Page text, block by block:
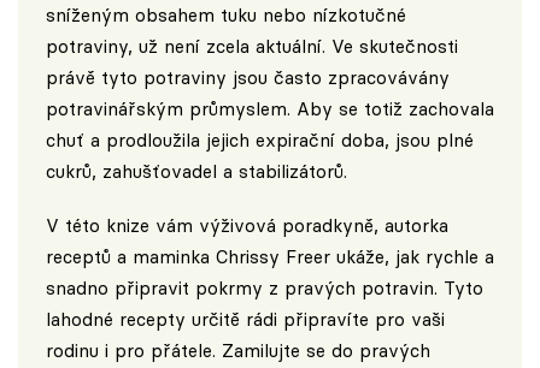
sníženým obsahem tuku nebo nízkotučné
potraviny, už není zcela aktuální. Ve skutečnosti
právě tyto potraviny jsou často zpracovávány
potravinářským průmyslem. Aby se totiž zachovala
chuť a prodloužila jejich expirační doba, jsou plné
cukrů, zahušťovadel a stabilizátorů.
V této knize vám výživová poradkyně, autorka
receptů a maminka Chrissy Freer ukáže, jak rychle a
snadno připravit pokrmy z pravých potravin. Tyto
lahodné recepty určitě rádi připravíte pro vaši
rodinu i pro přátele. Zamilujte se do pravých